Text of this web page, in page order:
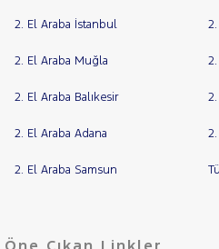
2. El Araba İstanbul
2. El Araba Muğla
2. El Araba Balıkesir
2. El Araba Adana
2. El Araba Samsun